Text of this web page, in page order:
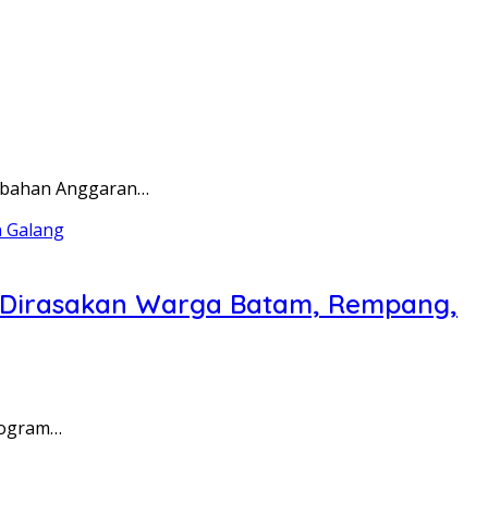
Anggaran…
Warga Batam, Rempang,